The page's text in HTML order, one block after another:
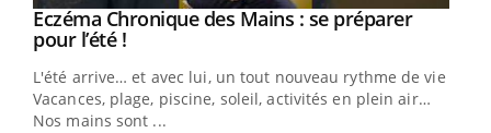
Youtube
Eczéma Chronique des Mains : se préparer
pour l’été !Youtube
L'été arrive… et avec lui, un tout nouveau rythme de vie !
Vacances, plage, piscine, soleil, activités en plein air…
Nos mains sont ...
Youtube
Diabète & Ramadan 2026Youtube
Le Ramadan approche, et, pour de nombreuses
personnes atteintes de diabète, c'est une période de
questions, de défis, mais ...